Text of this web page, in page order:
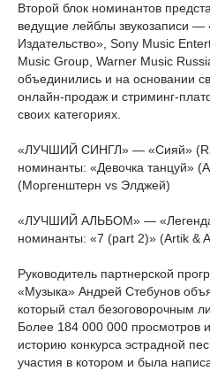
Второй блок номинантов
ведущие лейблы звукозаписи —
Издательство», Sony Music
Music Group, Warner Music
объединились и на основании
онлайн-продаж и стриминг-
своих категориях.
«ЛУЧШИЙ СИНГЛ» — «Сияй»
номинанты: «Девочка танцуй»
(Моргенштерн vs Элджей)
«ЛУЧШИЙ АЛЬБОМ» —
номинанты: «7 (part 2)» (Artik &
Руководитель партнерской
«Музыка» Андрей Стебунов
который стал безоговорочным
Более 184 000 000 просмотров
историю конкурса эстрадной
участия в котором и была